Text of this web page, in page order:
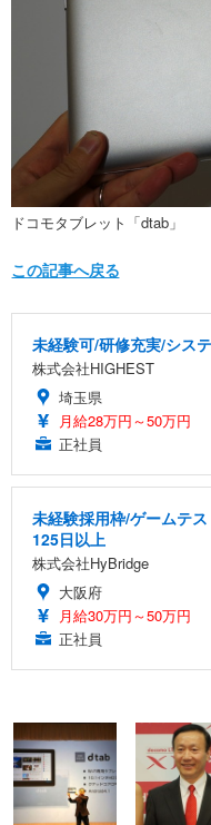
ドコモタブレット「dtab」
この記事へ戻る
未経験可/研修充実/シス
株式会社HIGHEST
埼玉県
月給28万円～50万円
正社員
未経験採用枠/ゲームテ
125日以上
株式会社HyBridge
大阪府
月給30万円～50万円
正社員